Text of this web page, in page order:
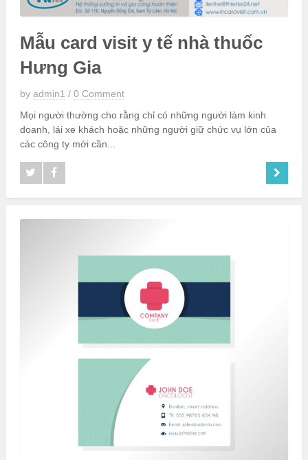
Mẫu card visit y tế nhà thuốc
Hưng Gia
by admin1 / 0 Comment
Mọi người thường cho rằng chỉ có những người làm kinh
doanh, lái xe khách hoặc những người giữ chức vụ lớn của
các công ty mới cần...